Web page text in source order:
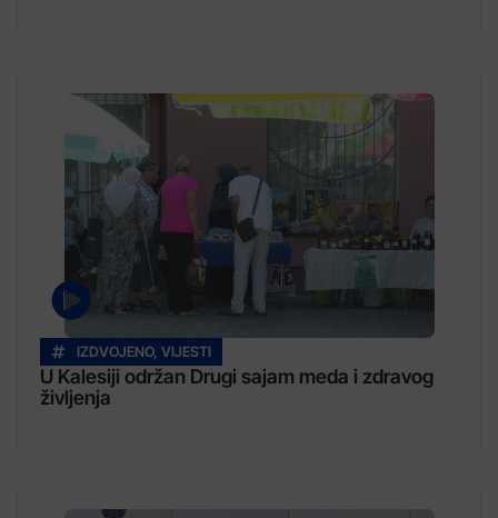
IZDVOJENO, VIJESTI
U Kalesiji održan Drugi sajam meda i zdravog
življenja